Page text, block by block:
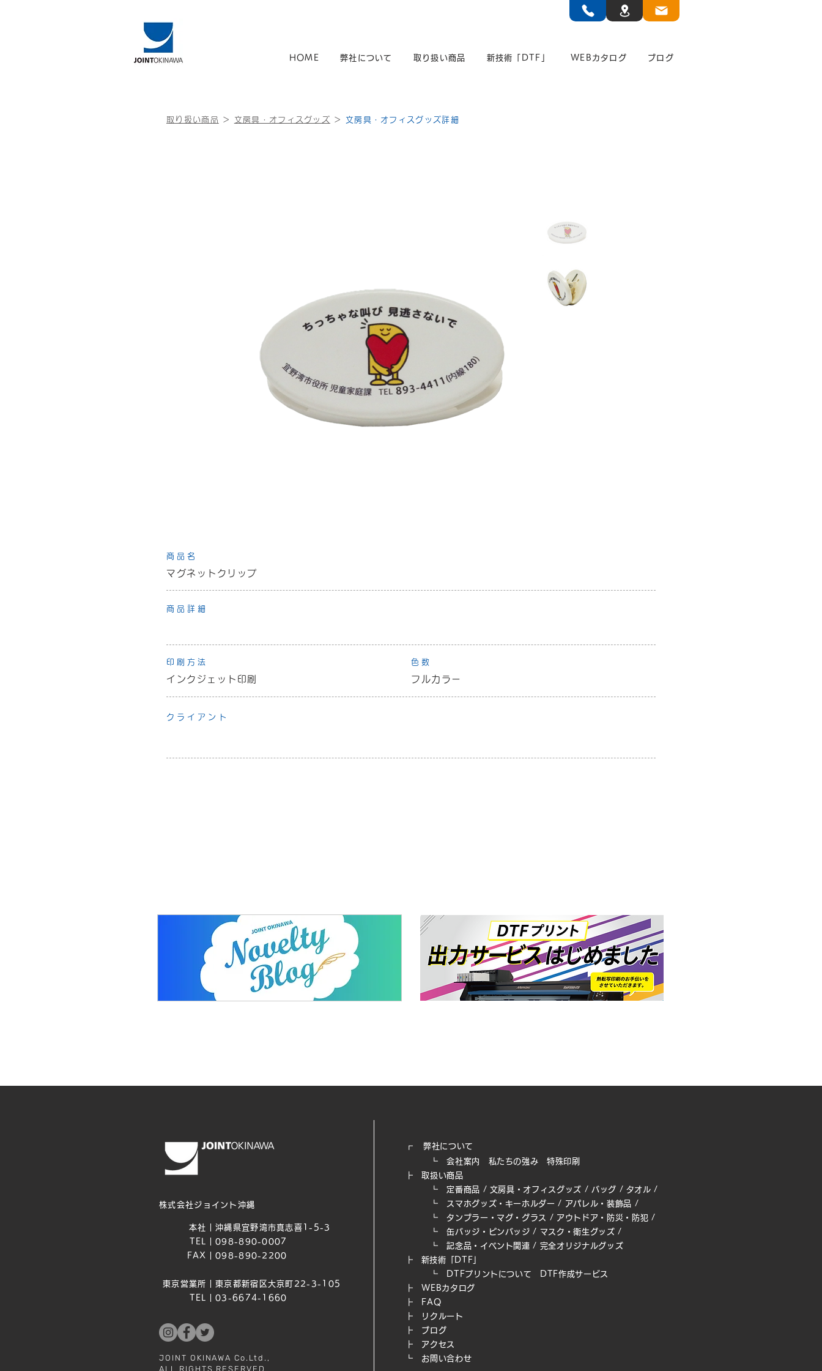
HOME 弊社について 取り扱い商品 新技術「DTF」 WEBカタログ ブログ
取り扱い商品 ＞ 文房具・オフィスグッズ ＞ 文房具・オフィスグッズ詳細
商品名
マグネットクリップ
商品詳細
印刷方法 色数
インクジェット印刷 フルカラー
クライアント
株式会社ジョイント沖縄
本社｜
TEL｜
FAX｜
東京営業所｜
TEL｜
沖縄県宜野湾市真志喜1-5-3
098-890-0007
098-890-2200
東京都新宿区大京町22-3-105
03-6674-1660
JOINT OKINAWA Co.Ltd.,
ALL RIGHTS RESERVED
┏ 弊社について
┗会社案内 私たちの強み​
特殊印刷
┣
取扱い商品
┗定番商品 / 文房具・オフィスグッズ / バッグ / タオル /
┗
スマホグッズ・キーホルダー / アパレル・装飾品 /
┗タンブラー・マグ・グラス / アウトドア・防災・防犯 /
┗缶バッジ・ピンバッジ / マスク・衛生グッズ /
┗記念品・イベント関連 / 完全オリジナルグッズ
┣
新技術「DTF」
┗ DTFプリントについて
DTF作成サービス
┣
WEB​カタログ
┣
FAQ
┣ リクルート
┣
ブログ
┣
アクセス
┗ お問い合わせ